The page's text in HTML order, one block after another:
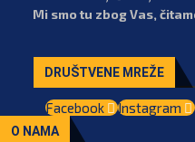
Mi smo tu zbog Vas,
DRUŠTVENE MREŽE
Facebook Instagram
O NAMA